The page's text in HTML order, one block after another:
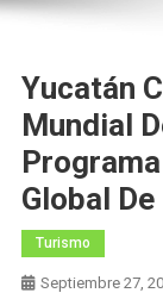
Yucatán
Mundial
Global
Turismo
Septiembre 27,